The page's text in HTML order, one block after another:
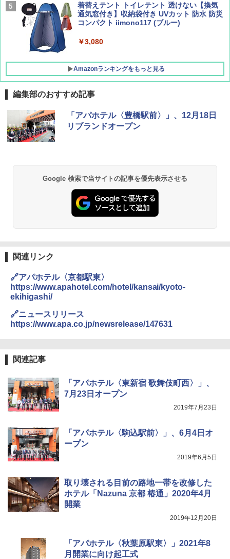
[キャンパーズコレクション 山善] 傘みたいに
広げるだけ パッとサッとテント キューブワ
イド ブラックコーティング フルクローズ メ
ATCW-150B エクルベージュ
着替えテント トイレテント 透けない【換気
通気窓付き】収納袋付き UVカット 防水 防災
コンパクト iimono117 (ブルー)
￥3,080
Amazonランキングをもっと見る
編集部のおすすめ記事
「アパホテル〈豊橋駅前〉」、12月18日
リブランドオープン
Google 検索で当サイトの記事を優先表示させる
関連リンク
🔗アパホテル〈京都駅東〉
https://www.apahotel.com/hotel/kansai/kyoto-
ekihigashi/
🔗ニュースリリース
https://www.apa.co.jp/newsrelease/147631
関連記事
「アパホテル〈東新宿 歌舞伎町西〉」、
7月23日オープン
2019年7月23日
「アパホテル〈駒込駅前〉」、6月4日オ
ープン
2019年6月5日
取り壊される目前の路地一帯を改修した
ホテル「Nazuna 京都 椿通」2020年4月
開業
2019年12月20日
「アパホテル〈秋葉原駅東〉」2021年8
月開業に向け起工式